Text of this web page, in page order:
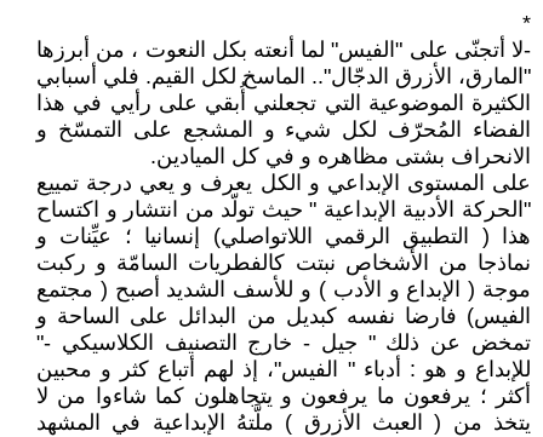
*
-لا أتجنّى على "الفيس" لما أنعته بكل النعوت ، من أبرزها
"المارق، الأزرق الدجّال".. الماسخ لكل القيم. فلي أسبابي
الكثيرة الموضوعية التي تجعلني أُبقي على رأيي في هذا
الفضاء المُحرّف لكل شيء و المشجع على التمسّخ و
الانحراف بشتى مظاهره و في كل الميادين.
على المستوى الإبداعي و الكل يعرف و يعي درجة تمييع
"الحركة الأدبية الإبداعية " حيث تولّد من انتشار و اكتساح
هذا ( التطبيق الرقمي اللاتواصلي) إنسانيا ؛ عيِّنات و
نماذجا من الأشخاص نبتت كالفطريات السامّة و ركبت
موجة ( الإبداع و الأدب ) و للأسف الشديد أصبح ( مجتمع
الفيس) فارضا نفسه كبديل من البدائل على الساحة و
تمخض عن ذلك " جيل - خارج التصنيف الكلاسيكي -"
للإبداع و هو : أدباء " الفيس"، إذ لهم أتباع كثر و محبين
أكثر ؛ يرفعون ما يرفعون و يتجاهلون كما شاءوا من لا
يتخذ من ( العبث الأزرق ) ملَّتهُ الإبداعية في المشهد